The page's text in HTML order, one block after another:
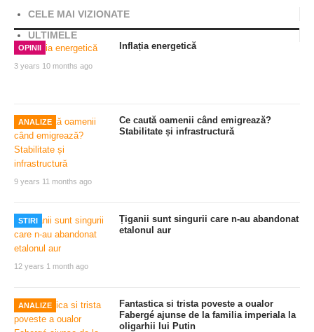
CELE MAI VIZIONATE
ULTIMELE
OPINII
3 years 10 months ago
Inflația energetică
ANALIZE
9 years 11 months ago
Ce caută oamenii când emigrează?
Stabilitate și infrastructură
STIRI
12 years 1 month ago
Țiganii sunt singurii care n-au abandonat
etalonul aur
ANALIZE
Fantastica si trista poveste a oualor
Fabergé ajunse de la familia imperiala la
oligarhii lui Putin